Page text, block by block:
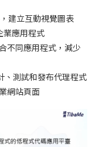
建立互動視覺圖表
應用程式
同應用程式，減少
測試和發布代理程式
網站頁面